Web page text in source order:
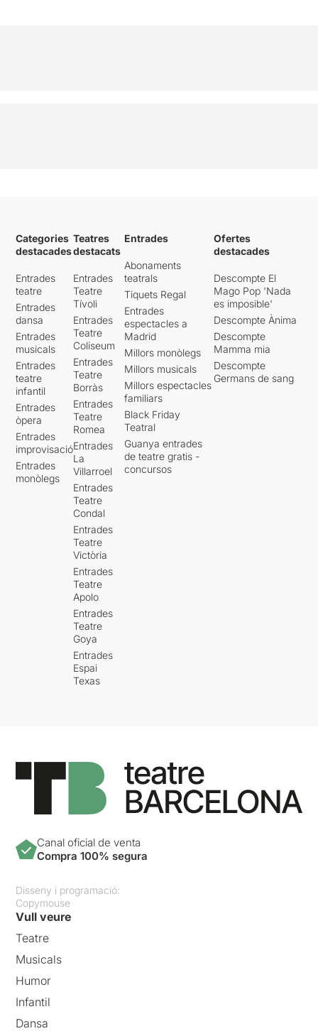
Categories
destacades
Entrades
teatre
Entrades
dansa
Entrades
musicals
Entrades
teatre
infantil
Entrades
òpera
Entrades
improvisació
Entrades
monòlegs
Teatres
destacats
Entrades
Teatre
Tívoli
Entrades
Teatre
Coliseum
Entrades
Teatre
Borràs
Entrades
Teatre
Romea
Entrades
La
Villarroel
Entrades
Teatre
Condal
Entrades
Teatre
Victòria
Entrades
Teatre
Apolo
Entrades
Teatre
Goya
Entrades
Espai
Texas
Entrades
Abonaments
teatrals
Tiquets Regal
Entrades
espectacles a
Madrid
Millors monòlegs
Millors musicals
Millors espectacles
familiars
Black Friday
Teatral
Guanya entrades
de teatre gratis -
concursos
Ofertes
destacades
Descompte El
Mago Pop 'Nada
es imposible'
Descompte Ànima
Descompte
Mamma mia
Descompte
Germans de sang
Canal oficial de venta
Compra 100% segura
Disseny i programació:
Copymouse
Vull veure
Teatre
Musicals
Humor
Infantil
Dansa